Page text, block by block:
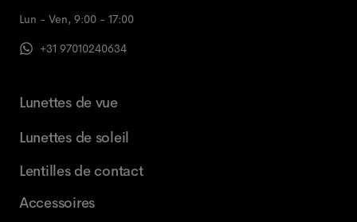
Lun - Ven, 9:00 - 17:00
+31 97010240634
Lunettes de vue
Lunettes de soleil
Lentilles de contact
Accessoires